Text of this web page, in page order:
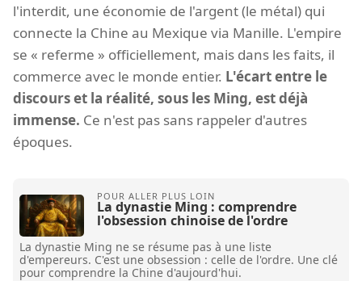
l'interdit, une économie de l'argent (le métal) qui
connecte la Chine au Mexique via Manille. L'empire
se « referme » officiellement, mais dans les faits, il
commerce avec le monde entier. L'écart entre le
discours et la réalité, sous les Ming, est déjà
immense. Ce n'est pas sans rappeler d'autres
époques.
La dynastie Ming : comprendre
l'obsession chinoise de l'ordre
La dynastie Ming ne se résume pas à une liste
d'empereurs. C'est une obsession : celle de l'ordre. Une clé
pour comprendre la Chine d'aujourd'hui.